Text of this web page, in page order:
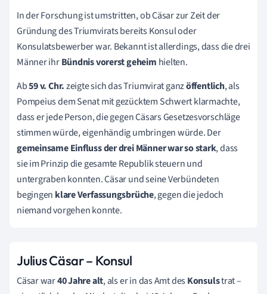
In der Forschung ist umstritten, ob Cäsar zur Zeit der
Gründung des Triumvirats bereits Konsul oder
Konsulatsbewerber war. Bekannt ist allerdings, dass die drei
Männer ihrBündnis vorerst geheim hielten.
Ab59 v. Chr.zeigte sich das Triumvirat ganzöffentlich, als
Pompeius dem Senat mit gezücktem Schwert klarmachte,
dass er jede Person, die gegen Cäsars Gesetzesvorschläge
stimmen würde, eigenhändig umbringen würde. Der
gemeinsame Einfluss der drei Männer war so stark, dass
sie im Prinzip die gesamte Republik steuern und
untergraben konnten. Cäsar und seine Verbündeten
begingen klare Verfassungsbrüche, gegen die jedoch
niemand vorgehen konnte.
Julius Cäsar – Konsul
Cäsar war40 Jahre alt, als er in das Amt desKonsulstrat –